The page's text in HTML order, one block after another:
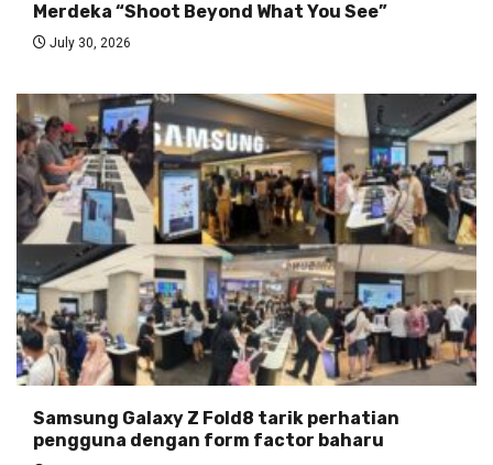
Merdeka “Shoot Beyond What You See”
July 30, 2026
Samsung Galaxy Z Fold8 tarik perhatian
pengguna dengan form factor baharu